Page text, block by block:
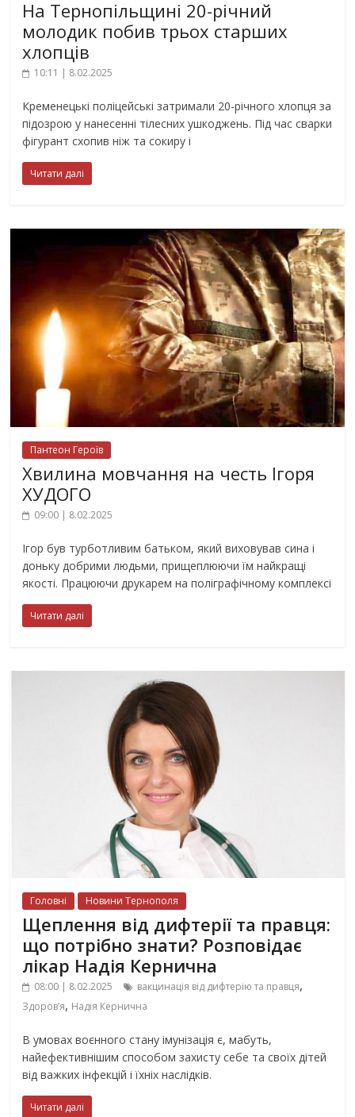
На Тернопільщині 20-річний
молодик побив трьох старших
хлопців
10:11 | 8.02.2025
Кременецькі поліцейські затримали 20-річного хлопця за
підозрою у нанесенні тілесних ушкоджень. Під час сварки
фігурант схопив ніж та сокиру і
Читати далі
Пантеон Героїв
Хвилина мовчання на честь Ігоря
ХУДОГО
09:00 | 8.02.2025
Ігор був турботливим батьком, який виховував сина і
доньку добрими людьми, прищеплюючи їм найкращі
якості. Працюючи друкарем на поліграфічному комплексі
Читати далі
Головні Новини Тернополя
Щеплення від дифтерії та правця:
що потрібно знати? Розповідає
лікар Надія Кернична
08:00 | 8.02.2025 вакцинація від дифтерію та правця,
Здоров’я, Надія Кернична
В умовах воєнного стану імунізація є, мабуть,
найефективнішим способом захисту себе та своїх дітей
від важких інфекцій і їхніх наслідків.
Читати далі